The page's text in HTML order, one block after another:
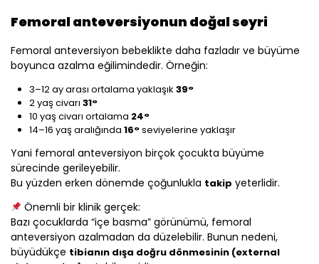
Femoral anteversiyonun doğal seyri
Femoral anteversiyon bebeklikte daha fazladır ve büyüme
boyunca azalma eğilimindedir. Örneğin:
3–12 ay arası ortalama yaklaşık 39°
2 yaş civarı 31°
10 yaş civarı ortalama 24°
14–16 yaş aralığında 16°seviyelerine yaklaşır
Yani femoral anteversiyon birçok çocukta büyüme
sürecinde gerileyebilir.
Bu yüzden erken dönemde çoğunlukla takip yeterlidir.
Önemli bir klinik gerçek:
Bazı çocuklarda “içe basma” görünümü, femoral
anteversiyon azalmadan da düzelebilir. Bunun nedeni,
büyüdükçe tibianın dışa doğru dönmesinin (external